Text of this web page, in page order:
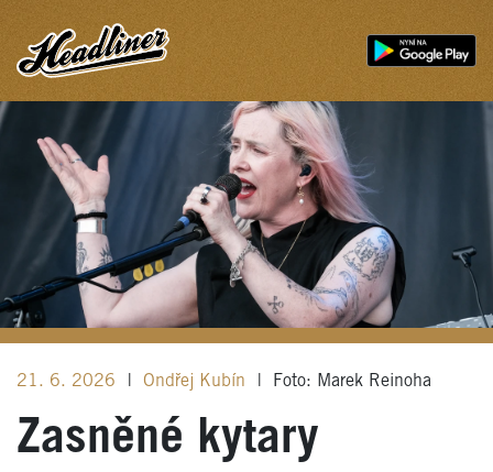
21. 6. 2026 Ondřej Kubín Foto: Marek Reinoha
Zasněné kytary